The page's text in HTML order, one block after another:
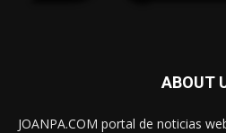
ABOUT
JOANPA.COM portal de noticias